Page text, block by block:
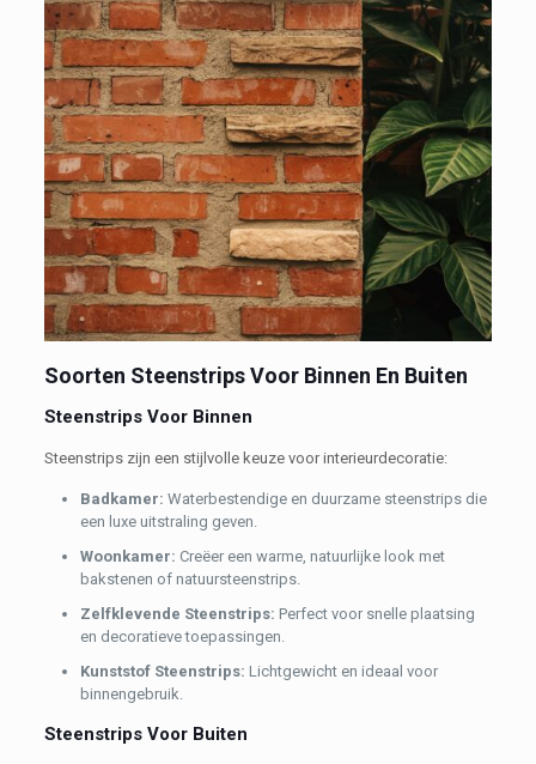
Soorten Steenstrips Voor Binnen En Buiten
Steenstrips Voor Binnen
Steenstrips zijn een stijlvolle keuze voor interieurdecoratie:
Badkamer: Waterbestendige en duurzame steenstrips die
een luxe uitstraling geven.
Woonkamer: Creëer een warme, natuurlijke look met
bakstenen of natuursteenstrips.
Zelfklevende Steenstrips: Perfect voor snelle plaatsing
en decoratieve toepassingen.
Kunststof Steenstrips: Lichtgewicht en ideaal voor
binnengebruik.
Steenstrips Voor Buiten